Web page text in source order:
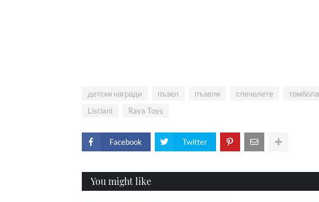
детски награди пъзел пъзели спечелете томбола
Lisciani
Raya Toys
Facebook Twitter
You might like